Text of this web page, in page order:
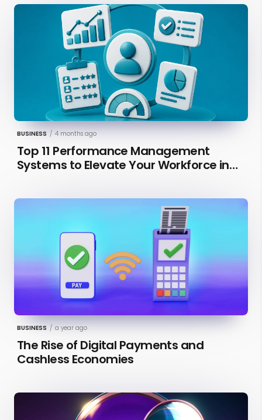
BUSINESS / 4 months ago
Top 11 Performance Management
Systems to Elevate Your Workforce in
BUSINESS / a year ago
The Rise of Digital Payments and
Cashless Economies